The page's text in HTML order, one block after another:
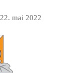
22. mai 2022